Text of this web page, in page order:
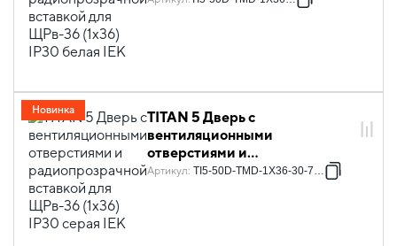
TITAN 5 Дверь с
вентиляционными
отверстиями и
радиопрозрачной вставкой
Артикул: TI5-50D-TMD-1X36-30-7035
Новинка